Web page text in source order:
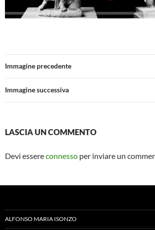
Immagine precedente
Immagine successiva
LASCIA UN COMMENTO
Devi essereconnesso per inviare un
ALFONSO MARIA ISONZO